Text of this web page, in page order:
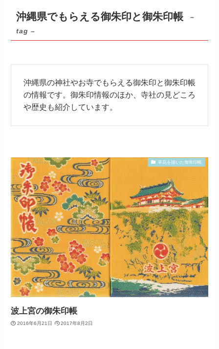
沖縄県でもらえる御朱印と御朱印帳
–
tag –
沖縄県の神社やお寺でもらえる御朱印と御朱印帳
の情報です。御朱印情報のほか、寺社の見どころ
や歴史も紹介しています。
草花を描いた御朱印帳
波上宮の御朱印帳
2016年6月21日 2017年8月2日